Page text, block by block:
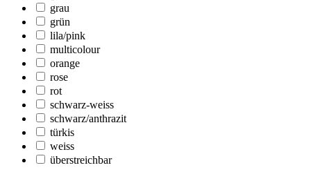
grau
grün
lila/pink
multicolour
orange
rose
rot
schwarz-weiss
schwarz/anthrazit
türkis
weiss
überstreichbar